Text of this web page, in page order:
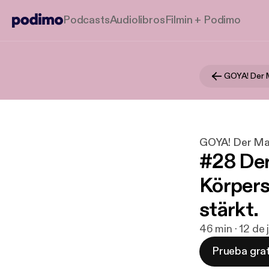
PodcastsAudiolibrosFilmin + Podimo
GOYA! Der
GOYA! Der
#28
stärkt.
46 min · 12
Prueba